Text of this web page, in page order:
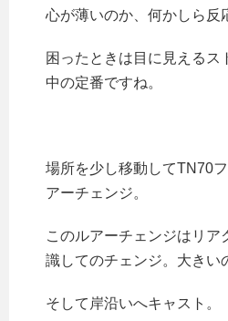
心が薄いのか、何かしら反
困ったときは目に見えるス
中の定番ですね。
場所を少し移動してTN70
アーチェンジ。
このルアーチェンジはリア
識してのチェンジ。大きい
そして岸沿いへキャスト。